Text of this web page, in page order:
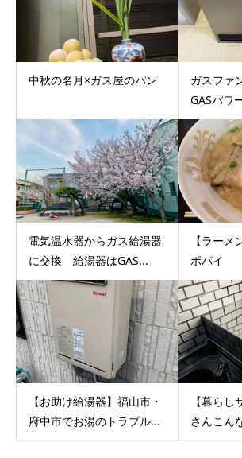
中秋の名月×ガス屋のパン
ガスファ
GASパワ
電気温水器からガス給湯器
に交換 給湯器はGAS...
【ラー
ポパイ
【お助け給湯器】福山市・
府中市でお湯のトラブル...
【暮らし
さんこん